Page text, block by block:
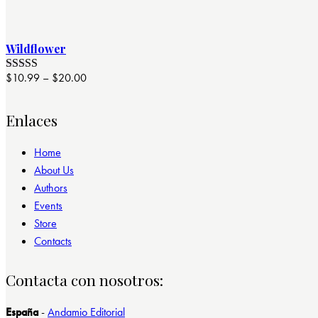
Wildflower
Valorado
$10.99 – $20.00
Enlaces
Home
About Us
Authors
Events
Store
Contacts
Contacta con nosotros:
España-Andamio Editorial